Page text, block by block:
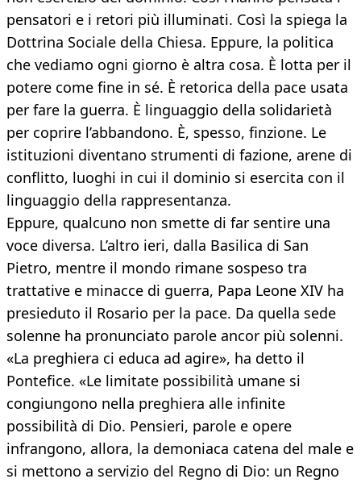
pensatori e i retori più illuminati. Così la spiega la
Dottrina Sociale della Chiesa. Eppure, la politica
che vediamo ogni giorno è altra cosa. È lotta per il
potere come fine in sé. È retorica della pace usata
per fare la guerra. È linguaggio della solidarietà
per coprire l’abbandono. È, spesso, finzione. Le
istituzioni diventano strumenti di fazione, arene di
conflitto, luoghi in cui il dominio si esercita con il
linguaggio della rappresentanza.
Eppure, qualcuno non smette di far sentire una
voce diversa. L’altro ieri, dalla Basilica di San
Pietro, mentre il mondo rimane sospeso tra
trattative e minacce di guerra, Papa Leone XIV ha
presieduto il Rosario per la pace. Da quella sede
solenne ha pronunciato parole ancor più solenni.
«La preghiera ci educa ad agire», ha detto il
Pontefice. «Le limitate possibilità umane si
congiungono nella preghiera alle infinite
possibilità di Dio. Pensieri, parole e opere
infrangono, allora, la demoniaca catena del male e
si mettono a servizio del Regno di Dio: un Regno